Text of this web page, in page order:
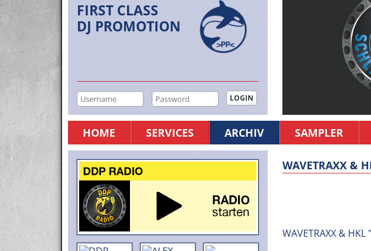
FIRST CLASS
DJ PROMOTION
HOME SERVICES ARCHIV SAMPLER
WAVETRAXX &
WAVETRAXX & HKL